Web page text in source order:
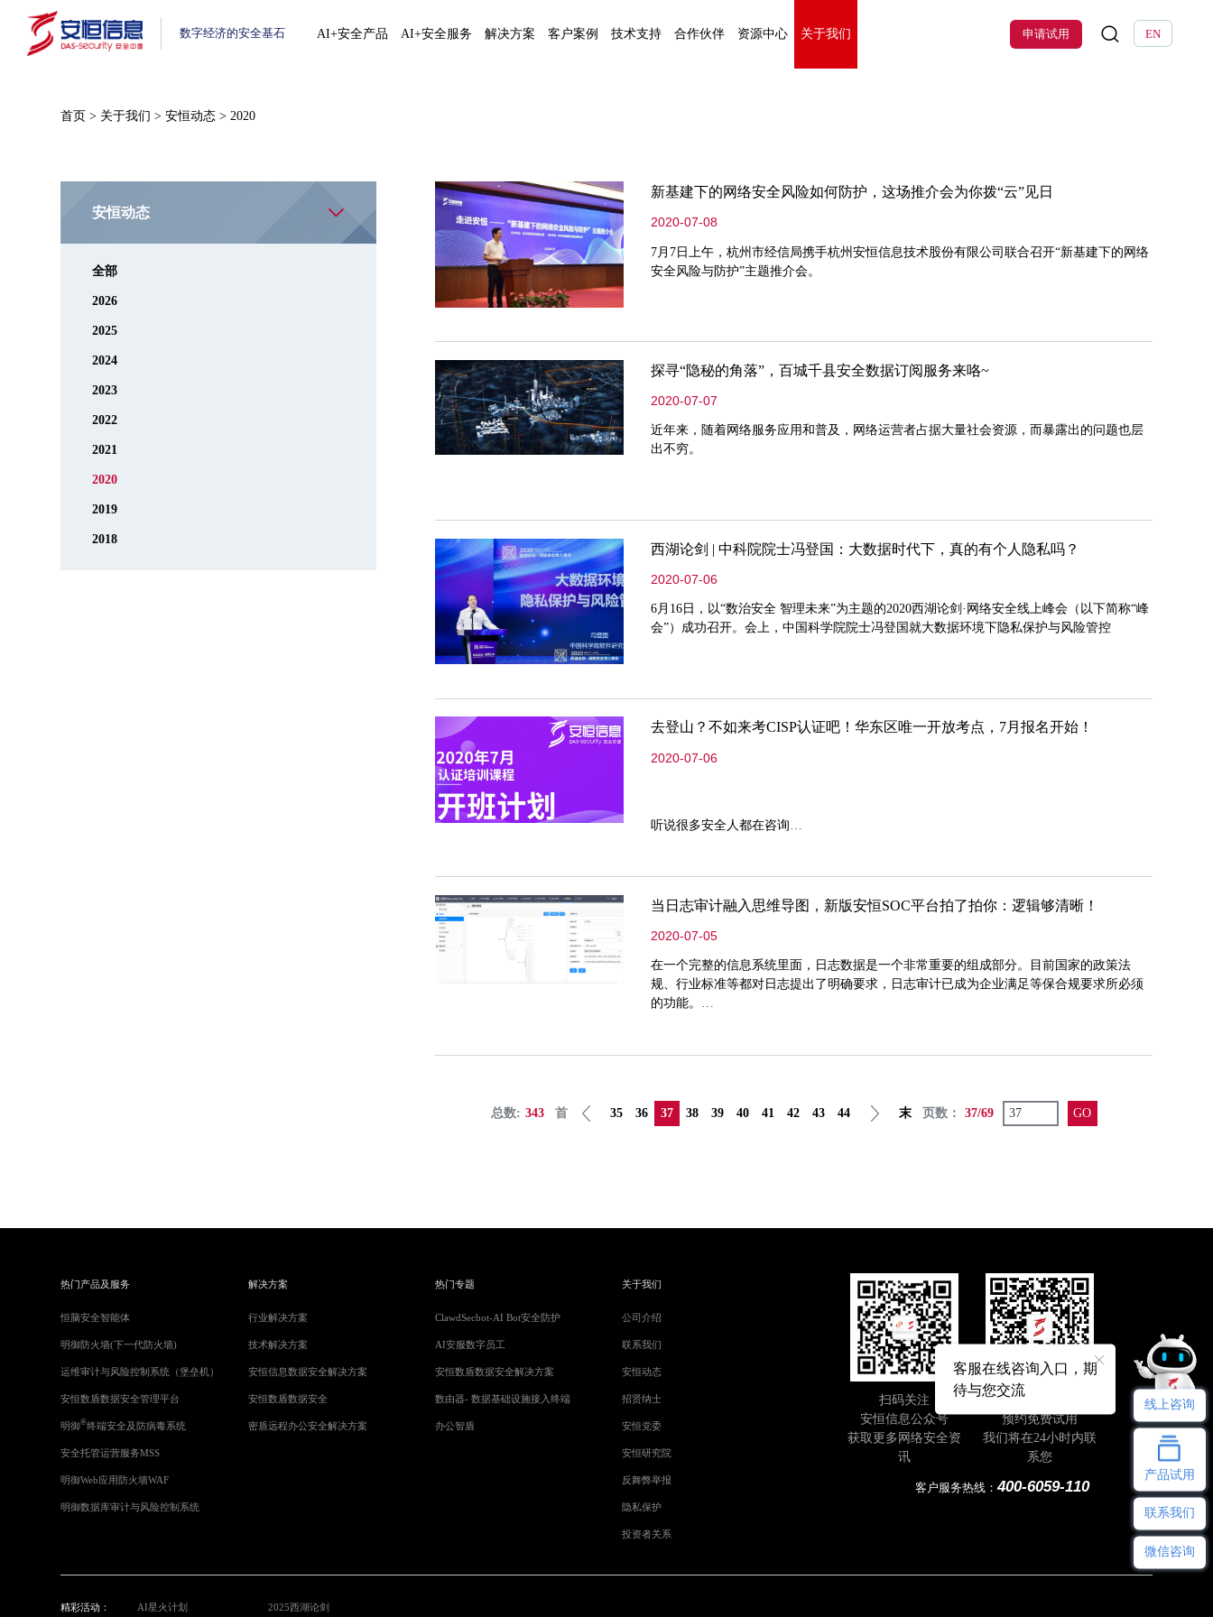
数字经济的安全基石 AI+安全产品 AI+安全服务 解决方案 客户案例 技术支持 合作伙伴 资源中心 关于我们 EN
申请试用
首页 > 关于我们 >安恒动态 >2020
安恒动态
全部
2026
2025
2024
2023
2022
2021
2020
2019
2018
新基建下的网络安全风险如何防护，这场推介会为你拨“云”见日
2020-07-08
7月7日上午，杭州市经信局携手杭州安恒信息技术股份有限公司联合召开“新基建下的网络
安全风险与防护”主题推介会。
探寻“隐秘的角落”，百城千县安全数据订阅服务来咯~
2020-07-07
近年来，随着网络服务应用和普及，网络运营者占据大量社会资源，而暴露出的问题也层
出不穷。
西湖论剑 | 中科院院士冯登国：大数据时代下，真的有个人隐私吗？
2020-07-06
6月16日，以“数治安全 智理未来”为主题的2020西湖论剑·网络安全线上峰会（以下简称“峰
会”）成功召开。会上，中国科学院院士冯登国就大数据环境下隐私保护与风险管控
去登山？不如来考CISP认证吧！华东区唯一开放考点，7月报名开始！
2020-07-06
听说很多安全人都在咨询
告诉你个好消息！
经过漫长而艰难的申请
杭州已恢复CISP线下培训考试了！
当日志审计融入思维导图，新版安恒SOC平台拍了拍你：逻辑够清晰！
2020-07-05
在一个完整的信息系统里面，日志数据是一个非常重要的组成部分。目前国家的政策法
规、行业标准等都对日志提出了明确要求，日志审计已成为企业满足等保合规要求所必须
的功能。
总数: 343 首 35 36 37 38 39 40 41 42 43 44 末 页数： 37/69
扫码关注
安恒信息公众号
获取更多网络安全资
讯
即刻扫码
预约免费试用
我们将在24小时内联
系您
客户服务热线：400-6059-110
热门产品及服务
恒脑安全智能体
明御防火墙(下一代防火墙)
运维审计与风险控制系统（堡垒机）
安恒数盾数据安全管理平台
明御®终端安全及防病毒系统
安全托管运营服务MSS
明御Web应用防火墙WAF
明御数据库审计与风险控制系统
解决方案
行业解决方案
技术解决方案
安恒信息数据安全解决方案
安恒数盾数据安全
密盾远程办公安全解决方案
热门专题
ClawdSecbot-AI Bot安全防护
AI安服数字员工
安恒数盾数据安全解决方案
数由器- 数据基础设施接入终端
办公智盾
关于我们
公司介绍
联系我们
安恒动态
招贤纳士
安恒党委
安恒研究院
反舞弊举报
隐私保护
投资者关系
精彩活动： AI星火计划 2025西湖论剑
客服在线咨询入口，期
待与您交流
线上咨询
产品试用
联系我们
微信咨询